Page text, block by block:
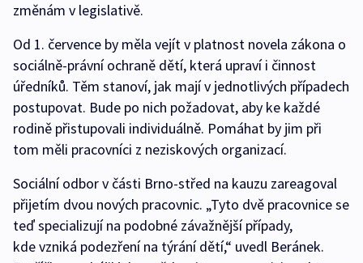
změnám v legislativě.
Od 1. července by měla vejít v platnost novela zákona o
sociálně-právní ochraně dětí, která upraví i činnost
úředníků. Těm stanoví, jak mají v jednotlivých případech
postupovat. Bude po nich požadovat, aby ke každé
rodině přistupovali individuálně. Pomáhat by jim při
tom měli pracovníci z neziskových organizací.
Sociální odbor v části Brno-střed na kauzu zareagoval
přijetím dvou nových pracovnic. „Tyto dvě pracovnice se
teď specializují na podobné závažnější případy,
kde vzniká podezření na týrání dětí,“ uvedl Beránek.